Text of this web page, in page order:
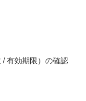
/ 有効期限）の確認